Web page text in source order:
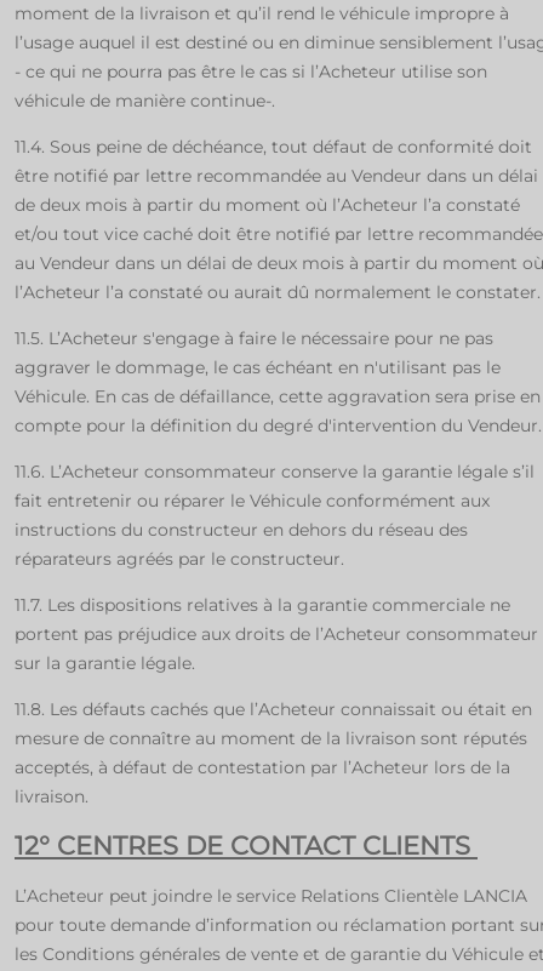
moment de la livraison et qu’il rend le véhicule impropre à
l’usage auquel il est destiné ou en diminue sensiblement
- ce qui ne pourra pas être le cas si l’Acheteur utilise son
véhicule de manière continue-.
11.4. Sous peine de déchéance, tout défaut de conformité doit
être notifié par lettre recommandée au Vendeur dans un délai
de deux mois à partir du moment où l’Acheteur l’a constaté
et/ou tout vice caché doit être notifié par lettre recommandée
au Vendeur dans un délai de deux mois à partir du moment où
l’Acheteur l’a constaté ou aurait dû normalement le
11.5. L’Acheteur s'engage à faire le nécessaire pour ne pas
aggraver le dommage, le cas échéant en n'utilisant pas le
Véhicule. En cas de défaillance, cette aggravation sera prise en
compte pour la définition du degré d'intervention du
11.6. L’Acheteur consommateur conserve la garantie légale s’il
fait entretenir ou réparer le Véhicule conformément aux
instructions du constructeur en dehors du réseau des
réparateurs agréés par le constructeur.
11.7. Les dispositions relatives à la garantie commerciale ne
portent pas préjudice aux droits de l’Acheteur consommateur
sur la garantie légale.
11.8. Les défauts cachés que l’Acheteur connaissait ou était en
mesure de connaître au moment de la livraison sont réputés
acceptés, à défaut de contestation par l’Acheteur lors de la
livraison.
12° CENTRES DE CONTACT CLIENTS
L’Acheteur peut joindre le service Relations Clientèle LANCIA
pour toute demande d’information ou réclamation portant
les Conditions générales de vente et de garantie du Véhicule